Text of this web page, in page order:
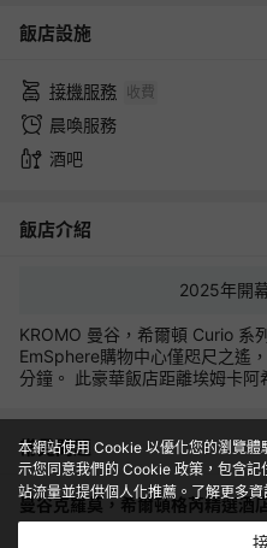
飯店設施
接機服務 收費
晨喚服務
酒吧
飯店介紹
2025年開
KROMO 曼谷，希爾頓 Curio 系列 坐落於曼谷中心地段，距
EmSphere購物中心僅咫尺之遙
分鐘。 此豪華飯店距離埃姆卡
受一下室外游泳池和24 小時健
費 WiFi和禮賓服務。 您可以到
啡館吃些點心。您可以到酒吧/
番。每天 06:30 至 13:00 提供收
施包括乾洗/洗衣服務、24 小時
費的24 小時往返機場班車，此
常見問題
曼谷克羅莫，希爾頓格芮精選酒
入住時間：15:00以後 退房時
本網站使用 Cookie 以優化您的瀏覽
示您同意我們的 Cookie 政策，包含
站流量並提供個人化推薦。了解更多